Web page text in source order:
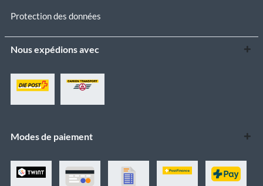
Protection des données
Nous expédions avec
Modes de paiement